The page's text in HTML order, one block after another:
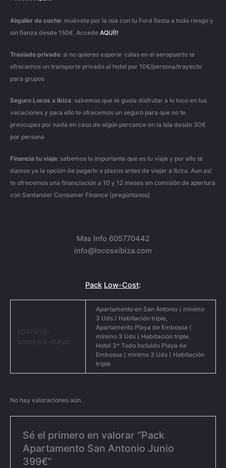
Alquiler de coche: muévete por la isla con tu Ford fiesta a todo riesgo y
sin fianza desde 150€. Accede AQUÍ!!
Traslado privado: si no quieres esperar colas en el aeropuerto te
ofrecemos un transporte privado al hotel por 10€/persona/trayecto
para grupos
Seguro Locos x Ibiza: sabemos que te gusta disfrutar a lo loco en tus
vacaciones y para ello te ofrecemos un seguro para que no te
preocupes por nada en caso de algún percance en la Isla desde 30€
por persona
Financia tu viaje: sabemos lo importante que es tu viaje y por ello te
damos ya la opción de pagarlo a plazos antes de viajar a Ibiza. Aun así
te ofrecemos una financiación a 10 y 12 meses sin comisión de apertura
con Santander Consumer Finance (pregúntanos)
Mas Info 605770442
info@locosxibiza.com
Pack Low-Cost:
opening-
amnesia-mayo
Apartamento en San Antonio ( mínimo
3 Uds ) Habitación triple,
Apartamento Playa de Embossa (
mínimo 3 Uds ) Habitación triple,
Hotel 3* Todo Incluido Playa de
Embossa ( mínimo 3 Uds ) Habitación
triple
No hay valoraciones aún.
Sé el primero en valorar “Pack
Apartamento San Antonio Junio
399€”